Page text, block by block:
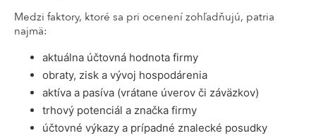
Medzi faktory, ktoré sa pri ocenení zohľadňujú, patria
najmä:
aktuálna účtovná hodnota firmy
obraty, zisk a vývoj hospodárenia
aktíva a pasíva (vrátane úverov či záväzkov)
trhový potenciál a značka firmy
účtovné výkazy a prípadné znalecké posudky